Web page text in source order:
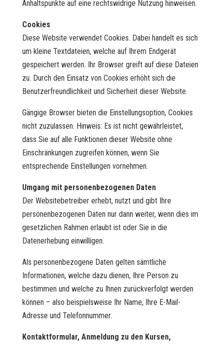
Anhaltspunkte auf eine rechtswidrige Nutzung hinweisen.
Cookies
Diese Website verwendet Cookies. Dabei handelt es sich
um kleine Textdateien, welche auf Ihrem Endgerät
gespeichert werden. Ihr Browser greift auf diese Dateien
zu. Durch den Einsatz von Cookies erhöht sich die
Benutzerfreundlichkeit und Sicherheit dieser Website.
Gängige Browser bieten die Einstellungsoption, Cookies
nicht zuzulassen. Hinweis: Es ist nicht gewährleistet,
dass Sie auf alle Funktionen dieser Website ohne
Einschränkungen zugreifen können, wenn Sie
entsprechende Einstellungen vornehmen.
Umgang mit personenbezogenen Daten
Der Websitebetreiber erhebt, nutzt und gibt Ihre
personenbezogenen Daten nur dann weiter, wenn dies im
gesetzlichen Rahmen erlaubt ist oder Sie in die
Datenerhebung einwilligen.
Als personenbezogene Daten gelten sämtliche
Informationen, welche dazu dienen, Ihre Person zu
bestimmen und welche zu Ihnen zurückverfolgt werden
können – also beispielsweise Ihr Name, Ihre E-Mail-
Adresse und Telefonnummer.
Kontaktformular, Anmeldung zu den Kursen,